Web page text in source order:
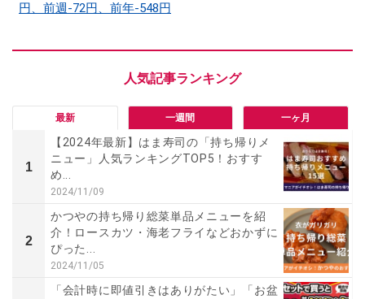
円、前週-72円、前年-548円
最新 一週間 一ヶ月
1
【2024年最新】はま寿司の「持ち帰りメ
ニュー」人気ランキングTOP5！おすす
め...
2024/11/09
2
かつやの持ち帰り総菜単品メニューを紹
介！ロースカツ・海老フライなどおかずに
ぴった...
2024/11/05
「会計時に即値引きはありがたい」「お盆